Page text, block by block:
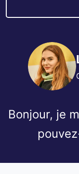
Bonjour, je